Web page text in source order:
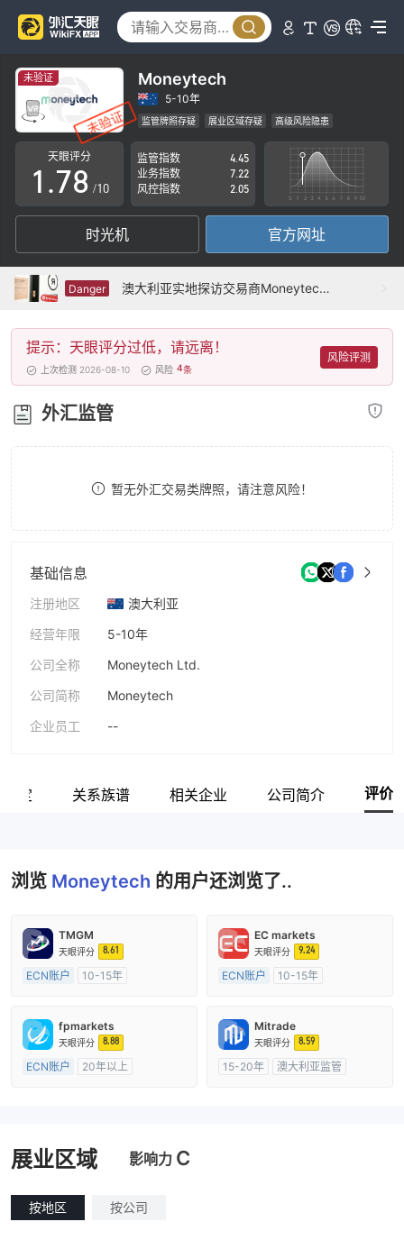
未验证 Moneytech
5-10年
监管牌照存疑 展业区域存疑 高级风险隐患
天眼评分
0
1
2
3
4
5
6
7
8
.
3
4
5
6
7
8
9
4
5
6
7
8
9
/10
监管指数
4.45
业务指数
7.22
风控指数
2.05
时光机 官方网址
Danger 澳大利亚实地探访交易商Moneytech 办公地点已搬走
提示：天眼评分过低，请远离！
上次检测 2026-08-10 风险 4条
风险评测
外汇监管
暂无外汇交易类牌照，请注意风险！
基础信息
注册地区
澳大利亚
经营年限
5-10年
公司全称
Moneytech Ltd.
公司简称
Moneytech
企业员工
--
定 关系族谱 相关企业 公司简介 评价
浏览 Moneytech 的用户还浏览了..
TMGM
天眼评分 8.61
ECN账户
10-15年
主标MT4
EC markets
天眼评分 9.24
ECN账户
10-15年
主标MT4
fpmarkets
天眼评分 8.88
ECN账户
20年以上
Mitrade
天眼评分 8.59
15-20年
澳大利亚监管
展业区域 影响力 C
按地区 按公司